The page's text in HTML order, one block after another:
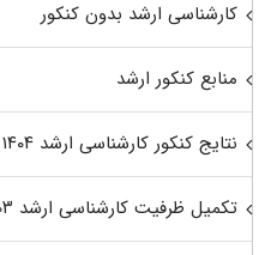
کارشناسی ارشد بدون کنکور
منابع کنکور ارشد
نتایج کنکور کارشناسی ارشد ۱۴۰۴
تکمیل ظرفیت کارشناسی ارشد ۱۴۰۳